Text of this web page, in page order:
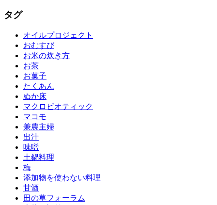
タグ
オイルプロジェクト
おむすび
お米の炊き方
お茶
お菓子
たくあん
ぬか床
マクロビオティック
マコモ
兼農主婦
出汁
味噌
土鍋料理
梅
添加物を使わない料理
甘酒
田の草フォーラム